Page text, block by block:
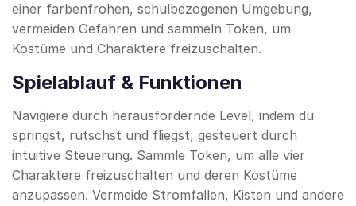
einer farbenfrohen, schulbezogenen Umgebung,
vermeiden Gefahren und sammeln Token, um
Kostüme und Charaktere freizuschalten.
Spielablauf & Funktionen
Navigiere durch herausfordernde Level, indem du
springst, rutschst und fliegst, gesteuert durch
intuitive Steuerung. Sammle Token, um alle vier
Charaktere freizuschalten und deren Kostüme
anzupassen. Vermeide Stromfallen, Kisten und andere